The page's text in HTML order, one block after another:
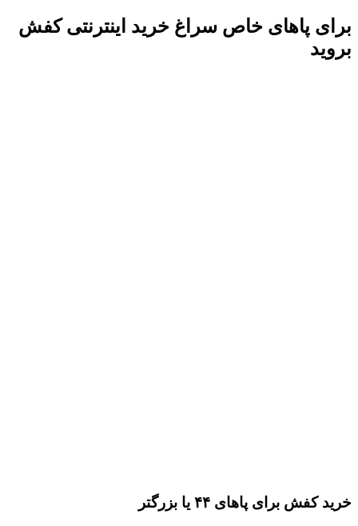
برای پاهای خاص سراغ خرید اینترنتی کفش
بروید
خرید کفش برای پاهای ۴۴ یا بزرگتر